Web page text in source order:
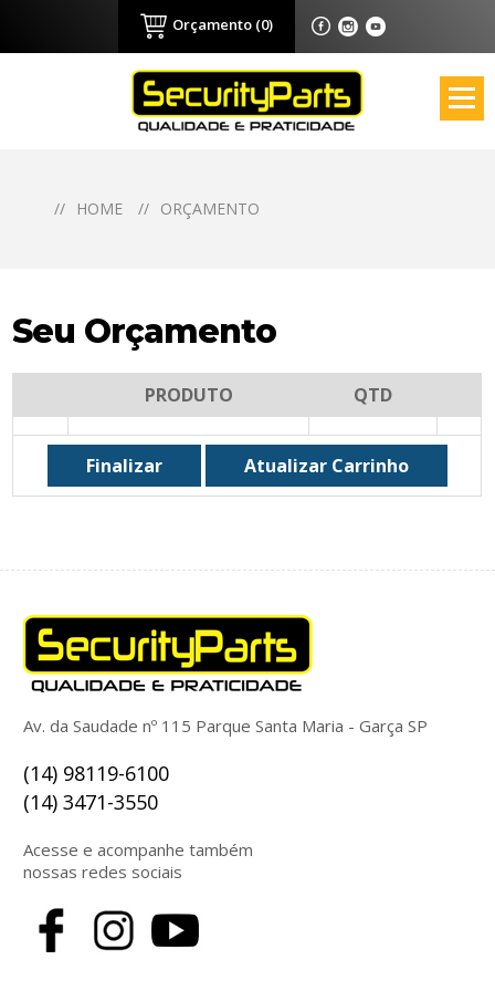
Orçamento (0)
// HOME // ORÇAMENTO
Seu Orçamento
PRODUTO QTD
Finalizar Atualizar Carrinho
Av. da Saudade nº 115 Parque Santa Maria - Garça SP
(14) 98119-6100
(14) 3471-3550
Acesse e acompanhe também
nossas redes sociais